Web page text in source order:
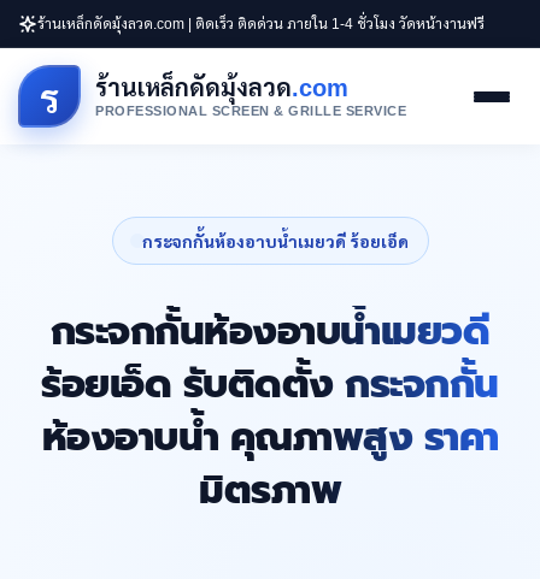
ร้านเหล็กดัดมุ้งลวด.com | ติดเร็ว ติดด่วน ภายใน 1-4 ชั่วโมง วัดหน้างานฟรี
ร ร้านเหล็กดัดมุ้งลวด.com
PROFESSIONAL SCREEN & GRILLE SERVICE
กระจกกั้นห้องอาบน้ำเมยวดี ร้อยเอ็ด
กระจกกั้นห้องอาบน้ำเมยวดี
ร้อยเอ็ด รับติดตั้ง กระจกกั้น
ห้องอาบน้ำ คุณภาพสูง ราคา
มิตรภาพ